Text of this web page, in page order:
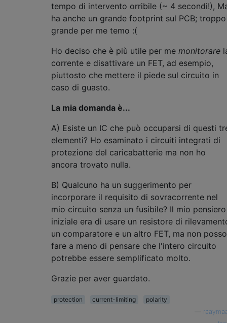
tempo di intervento orribile (~ 4 secondi!),
ha anche un grande footprint sul PCB; troppo
grande per me temo :(
Ho deciso che è più utile per me monitorare
corrente e disattivare un FET, ad esempio,
piuttosto che mettere il piede sul circuito in
caso di guasto.
La mia domanda è...
A) Esiste un IC che può occuparsi di questi
elementi? Ho esaminato i circuiti integrati di
protezione del caricabatterie ma non ho
ancora trovato nulla.
B) Qualcuno ha un suggerimento per
incorporare il requisito di sovracorrente nel
mio circuito senza un fusibile? Il mio pensiero
iniziale era di usare un resistore di
un comparatore e un altro FET, ma non posso
fare a meno di pensare che l'intero circuito
potrebbe essere semplificato molto.
Grazie per aver guardato.
protection current-limiting
polarity